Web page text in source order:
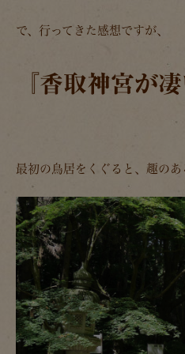
で、行ってきた感想ですが、
『香取神宮が凄
最初の鳥居をくぐると、趣の